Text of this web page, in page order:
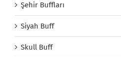
Şehir Buffları
Siyah Buff
Skull Buff